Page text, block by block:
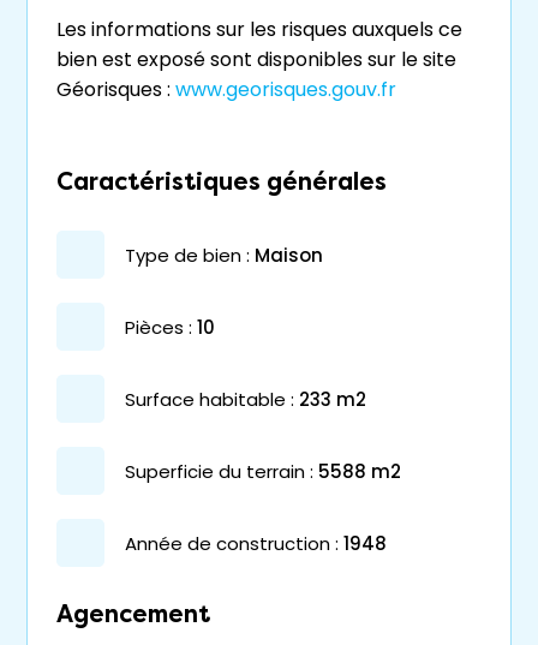
Les informations sur les risques auxquels ce
bien est exposé sont disponibles sur le site
Géorisques : www.georisques.gouv.fr
Caractéristiques générales
type de bien : maison
pièces : 10
surface habitable : 233 m2
superficie du terrain : 5588 m2
année de construction : 1948
Agencement